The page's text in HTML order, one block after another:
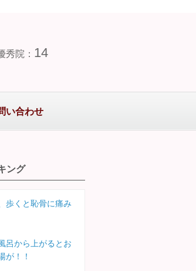
秀院： 14
い合わせ
ング
歩くと恥骨に痛み
呂から上がるとお
が！！